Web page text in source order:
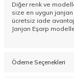
Diğer renk ve
size en uygun
ücretsiz iade
Janjan Eşarp
Ödeme Seçenekleri